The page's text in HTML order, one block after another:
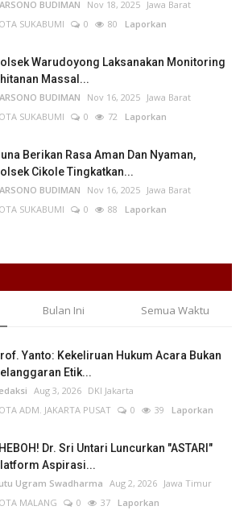
BUDIMAN Nov 18, 2025 Jawa Barat
SUKABUMI
0 80 Laporkan
Warudoyong Laksanakan Monitoring
Massal...
BUDIMAN Nov 16, 2025 Jawa Barat
SUKABUMI
0 72 Laporkan
Berikan Rasa Aman Dan Nyaman,
Cikole Tingkatkan...
BUDIMAN Nov 16, 2025 Jawa Barat
SUKABUMI
0 88 Laporkan
Bulan Ini Semua Waktu
Yanto: Kekeliruan Hukum Acara Bukan
Etik...
Aug 3, 2026 DKI Jakarta
ADM. JAKARTA PUSAT
0 39 Laporkan
Dr. Sri Untari Luncurkan "ASTARI"
Aspirasi...
Ugram Swadharma Aug 2, 2026 Jawa Timur
MALANG
0 37 Laporkan